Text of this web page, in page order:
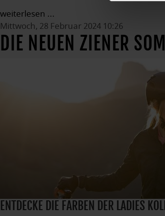
weiterlesen ...
Mittwoch, 28 Februar 2024 10:26
DIE NEUEN ZIENER
ENTDECKE DIE FARBEN DER LADIES